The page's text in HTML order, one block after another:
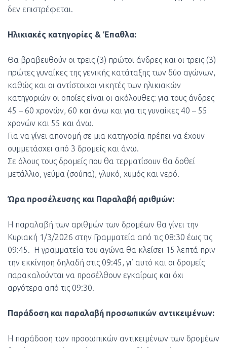
δεν επιστρέφεται.
Ηλικιακές κατηγορίες & Έπαθλα:
Θα βραβευθούν οι τρεις (3) πρώτοι άνδρες και οι τρεις (3)
πρώτες γυναίκες της γενικής κατάταξης των δύο αγώνων,
καθώς και οι αντίστοιχοι νικητές των ηλικιακών
κατηγοριών οι οποίες είναι οι ακόλουθες: για τους άνδρες
45 – 60 χρονών, 60 και άνω και για τις γυναίκες 40 – 55
χρονών και 55 και άνω.
Για να γίνει απονομή σε μια κατηγορία πρέπει να έχουν
συμμετάσχει από 3 δρομείς και άνω.
Σε όλους τους δρομείς που θα τερματίσουν θα δοθεί
μετάλλιο, γεύμα (σούπα), γλυκό, χυμός και νερό.
Ώρα προσέλευσης και Παραλαβή αριθμών:
Η παραλαβή των αριθμών των δρομέων θα γίνει την
Κυριακή 1/3/2026 στην Γραμματεία από τις 08:30 έως τις
09:45. Η γραμματεία του αγώνα θα κλείσει 15 λεπτά πριν
την εκκίνηση δηλαδή στις 09:45, γι’ αυτό και οι δρομείς
παρακαλούνται να προσέλθουν εγκαίρως και όχι
αργότερα από τις 09:30.
Παράδοση και παραλαβή προσωπικών αντικειμένων:
Η παράδοση των προσωπικών αντικειμένων των δρομέων